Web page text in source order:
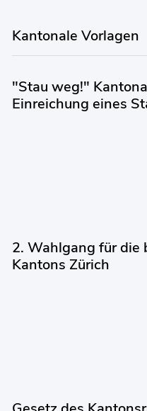
Kantonale Vorlagen
"Stau weg!"
Einreichung eines
2. Wahlgang für die
Kantons Zürich